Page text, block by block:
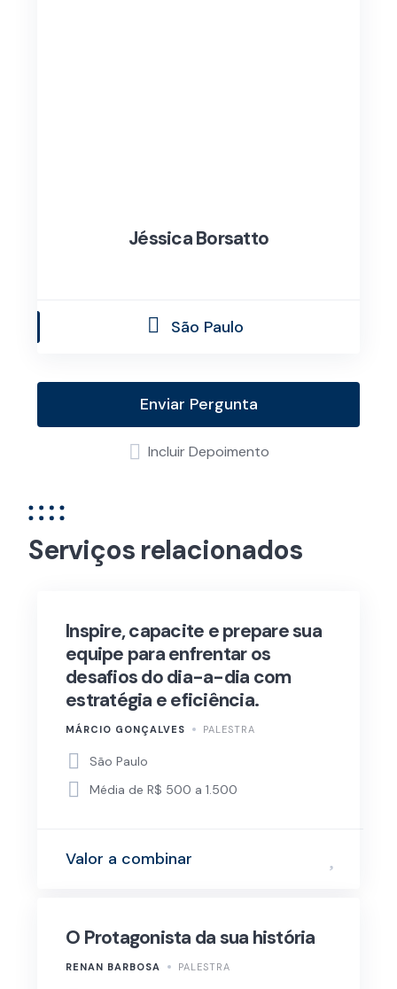
Jéssica Borsatto
São Paulo
Enviar Pergunta
Incluir Depoimento
Serviços relacionados
Inspire, capacite e prepare sua
equipe para enfrentar os
desafios do dia-a-dia com
estratégia e eficiência.
MÁRCIO GONÇALVES PALESTRA
São Paulo
Média de R$ 500 a 1.500
Valor a combinar
O Protagonista da sua história
RENAN BARBOSA PALESTRA